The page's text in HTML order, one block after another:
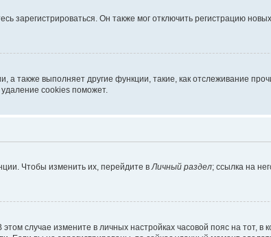
Он также мог отключить регистрацию
также выполняет другие функции, такие, как отслеживание
cookies поможет.
Чтобы изменить их, перейдите в Личный раздел; ссылка на
случае измените в личных настройках часовой пояс на тот, в